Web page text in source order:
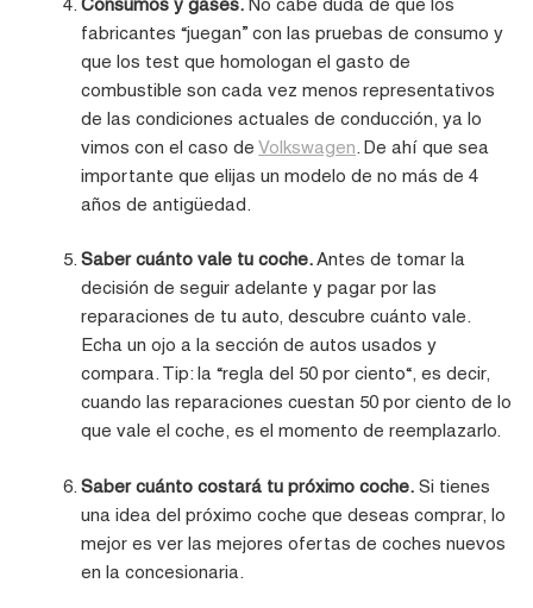
fabricantes “juegan” con las pruebas de consumo y
que los test que homologan el gasto de
combustible son cada vez menos representativos
de las condiciones actuales de conducción, ya lo
vimos con el caso deVolkswagen. De ahí que sea
importante que elijas un modelo de no más de 4
años de antigüedad.
Saber cuánto vale tu coche.Antes de tomar la
decisión de seguir adelante y pagar por las
reparaciones de tu auto, descubre cuánto vale.
Echa un ojo a la sección de autos usados y
compara. Tip: la “regla del 50 por ciento“, es decir,
cuando las reparaciones cuestan 50 por ciento de lo
que vale el coche, es el momento de reemplazarlo.
Saber cuánto costará tu próximo coche. Si tienes
una idea del próximo coche que deseas comprar, lo
mejor es ver las mejores ofertas de coches nuevos
en la concesionaria.